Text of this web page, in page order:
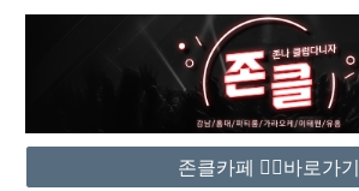
존클카페 ❤️‍🔥바로가기